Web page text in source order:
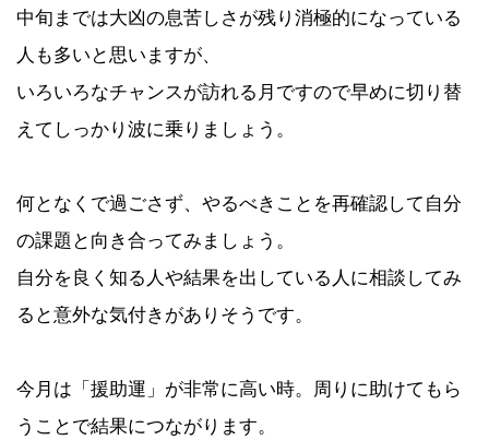
中旬までは大凶の息苦しさが残り消極的になっている
人も多いと思いますが、
いろいろなチャンスが訪れる月ですので早めに切り替
えてしっかり波に乗りましょう。
何となくで過ごさず、やるべきことを再確認して自分
の課題と向き合ってみましょう。
自分を良く知る人や結果を出している人に相談してみ
ると意外な気付きがありそうです。
今月は「援助運」が非常に高い時。周りに助けてもら
うことで結果につながります。